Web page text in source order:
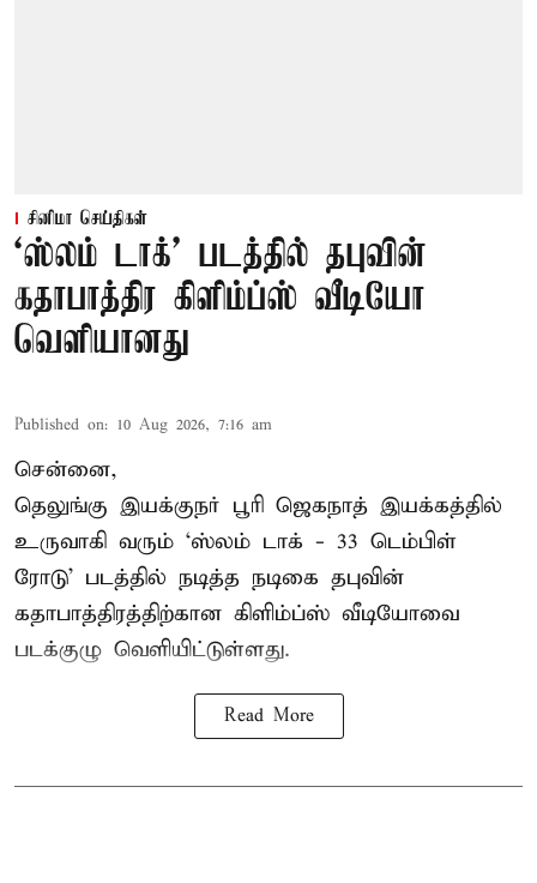
சினிமா செய்திகள்
‘ஸ்லம் டாக்’ படத்தில் தபுவின்
கதாபாத்திர கிளிம்ப்ஸ் வீடியோ
வெளியானது
Published on: 10 Aug 2026, 7:16 am
சென்னை,
தெலுங்கு இயக்குநர் பூரி ஜெகநாத் இயக்கத்தில்
உருவாகி வரும் ‘ஸ்லம் டாக் - 33 டெம்பிள்
ரோடு’ படத்தில் நடித்த நடிகை தபுவின்
கதாபாத்திரத்திற்கான கிளிம்ப்ஸ் வீடியோவை
படக்குழு வெளியிட்டுள்ளது.
Read More